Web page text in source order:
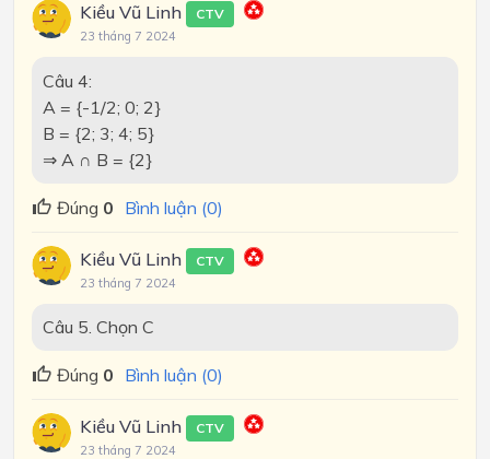
Kiều Vũ Linh CTV
23 tháng 7 2024
Câu 4:
A = {-1/2; 0; 2}
B = {2; 3; 4; 5}
⇒ A ∩ B = {2}
Đúng 0 Bình luận (0)
Kiều Vũ Linh CTV
23 tháng 7 2024
Câu 5. Chọn C
Đúng 0 Bình luận (0)
Kiều Vũ Linh CTV
23 tháng 7 2024